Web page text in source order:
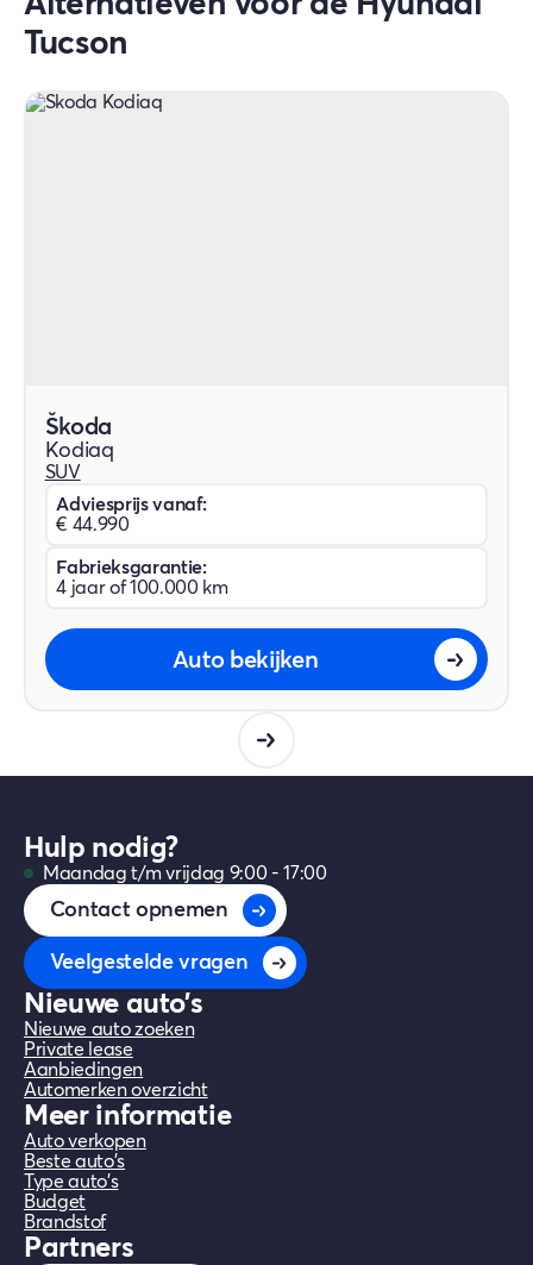
Tucson
Škoda
Kodiaq
SUV
Adviesprijs vanaf:
€ 44.990
Fabrieksgarantie:
4 jaar of 100.000 km
Auto bekijken
Hulp nodig?
Maandag t/m vrijdag 9:00 - 17:00
Contact opnemen
Veelgestelde vragen
Nieuwe auto's
Nieuwe auto zoeken
Private lease
Aanbiedingen
Automerken overzicht
Meer informatie
Auto verkopen
Beste auto's
Type auto's
Budget
Brandstof
Partners